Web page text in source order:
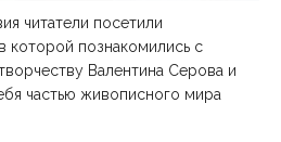
читатели посетили
которой познакомились с
Валентина Серова и
частью живописного мира